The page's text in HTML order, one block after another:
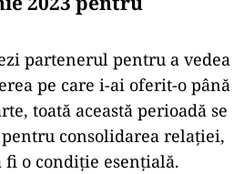
partenerul pentru a vedea
pe care i-ai oferit-o până
toată această perioadă se
consolidarea relației,
o condiție esențială.